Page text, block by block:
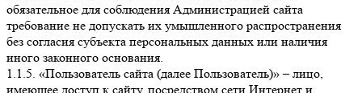
обязательное для соблюдения Администрацией сайта
требование не допускать их умышленного распространения
без согласия субъекта персональных данных или наличия
иного законного основания.
1.1.5. «Пользователь сайта (далее Пользователь)» – лицо,
имеющее доступ к сайту, посредством сети Интернет и